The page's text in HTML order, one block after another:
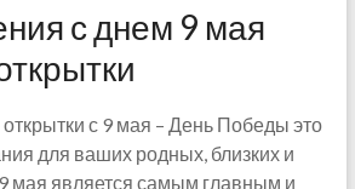
с днем 9 мая
с 9 мая – День Победы это
для ваших родных, близких и
мая является самым главным и